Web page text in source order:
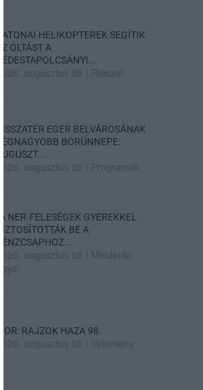
KATONAI HELIKOPTEREK SEGÍTIK
AZ OLTÁST A
DÉDESTAPOLCSÁNYI...
2026. augusztus 05 Riasztó
VISSZATÉR EGER BELVÁROSÁNAK
LEGNAGYOBB BORÜNNEPE:
AUGUSZT...
2026. augusztus 05 Programok
„A NER-FELESÉGEK GYEREKKEL
BIZTOSÍTOTTÁK BE A
PÉNZCSAPHOZ...
2026. augusztus 05
Mindenki
ügye
SIOR: RAJZOK HAZA 98.
2026. augusztus 05 Vélemény